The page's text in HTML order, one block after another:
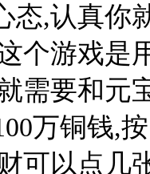
态,认真你
个游戏是
需要和元
万铜钱,
可以点几